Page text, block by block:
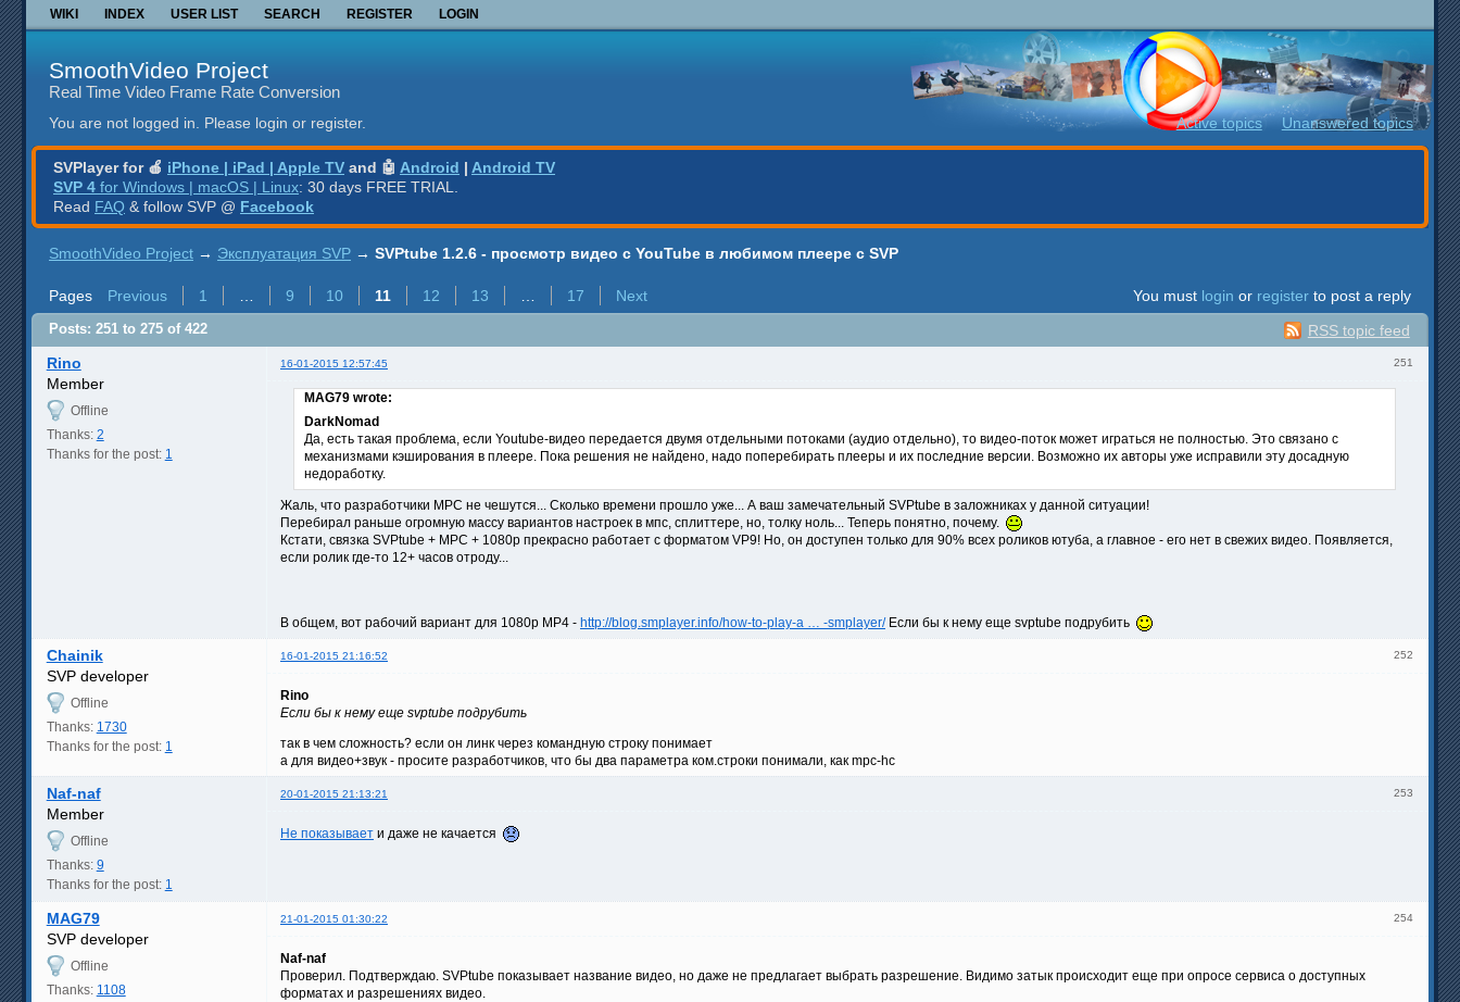
WIKI INDEX USER LIST SEARCH REGISTER LOGIN
SmoothVideo Project
Real Time Video Frame Rate Conversion
You are not logged in. Please login or register. Active topics Unanswered topics
SVPlayer for 🍎 iPhone | iPad | Apple TV and 🤖 Android | Android TV
SVP 4 for Windows | macOS | Linux: 30 days FREE TRIAL.
Read FAQ & follow SVP @ Facebook
SmoothVideo Project → Эксплуатация SVP → SVPtube 1.2.6 - просмотр видео с YouTube в любимом плеере с SVP
Pages Previous 1 9 10 11 12 13 17 Next You must login or register to post a reply
RSS topic feed
Posts: 251 to 275 of 422
251
Rino 16-01-2015 12:57:45
Member
Offline
Thanks: 2
Thanks for the post: 1
MAG79 wrote:
DarkNomad
Да, есть такая проблема, если Youtube-видео передается двумя отдельными потоками (аудио отдельно), то видео-поток может играться не полностью. Это связано с
механизмами кэширования в плеере. Пока решения не найдено, надо поперебирать плееры и их последние версии. Возможно их авторы уже исправили эту досадную
недоработку.
Жаль, что разработчики MPC не чешутся... Сколько времени прошло уже... А ваш замечательный SVPtube в заложниках у данной ситуации!
Перебирал раньше огромную массу вариантов настроек в мпс, сплиттере, но, толку ноль... Теперь понятно, почему.
Кстати, связка SVPtube + MPC + 1080p прекрасно работает с форматом VP9! Но, он доступен только для 90% всех роликов ютуба, а главное - его нет в свежих видео. Появляется,
если ролик где-то 12+ часов отроду...
В общем, вот рабочий вариант для 1080p MP4 - http://blog.smplayer.info/how-to-play-a … -smplayer/Если бы к нему еще svptube подрубить
252
Chainik 16-01-2015 21:16:52
SVP developer
Offline
Thanks: 1730
Thanks for the post: 1
Rino
Если бы к нему еще svptube подрубить
так в чем сложность? если он линк через командную строку понимает
а для видео+звук - просите разработчиков, что бы два параметра ком.строки понимали, как mpc-hc
253
Naf-naf 20-01-2015 21:13:21
Member
Offline
Thanks: 9
Thanks for the post: 1
Не показывает и даже не качается
254
MAG79 21-01-2015 01:30:22
SVP developer
Offline
Thanks: 1108
Naf-naf
Проверил. Подтверждаю. SVPtube показывает название видео, но даже не предлагает выбрать разрешение. Видимо затык происходит еще при опросе сервиса о доступных
форматах и разрешениях видео.